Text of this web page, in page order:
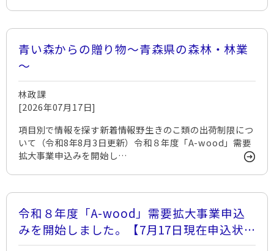
青い森からの贈り物～青森県の森林・林業
～
林政課
[2026年07月17日]
項目別で情報を探す新着情報野生きのこ類の出荷制限につ
いて（令和8年8月3日更新）令和８年度「A-wood」需要
拡大事業申込みを開始し…
令和８年度「A-wood」需要拡大事業申込
みを開始しました。【7月17日現在申込状
況30.3％】